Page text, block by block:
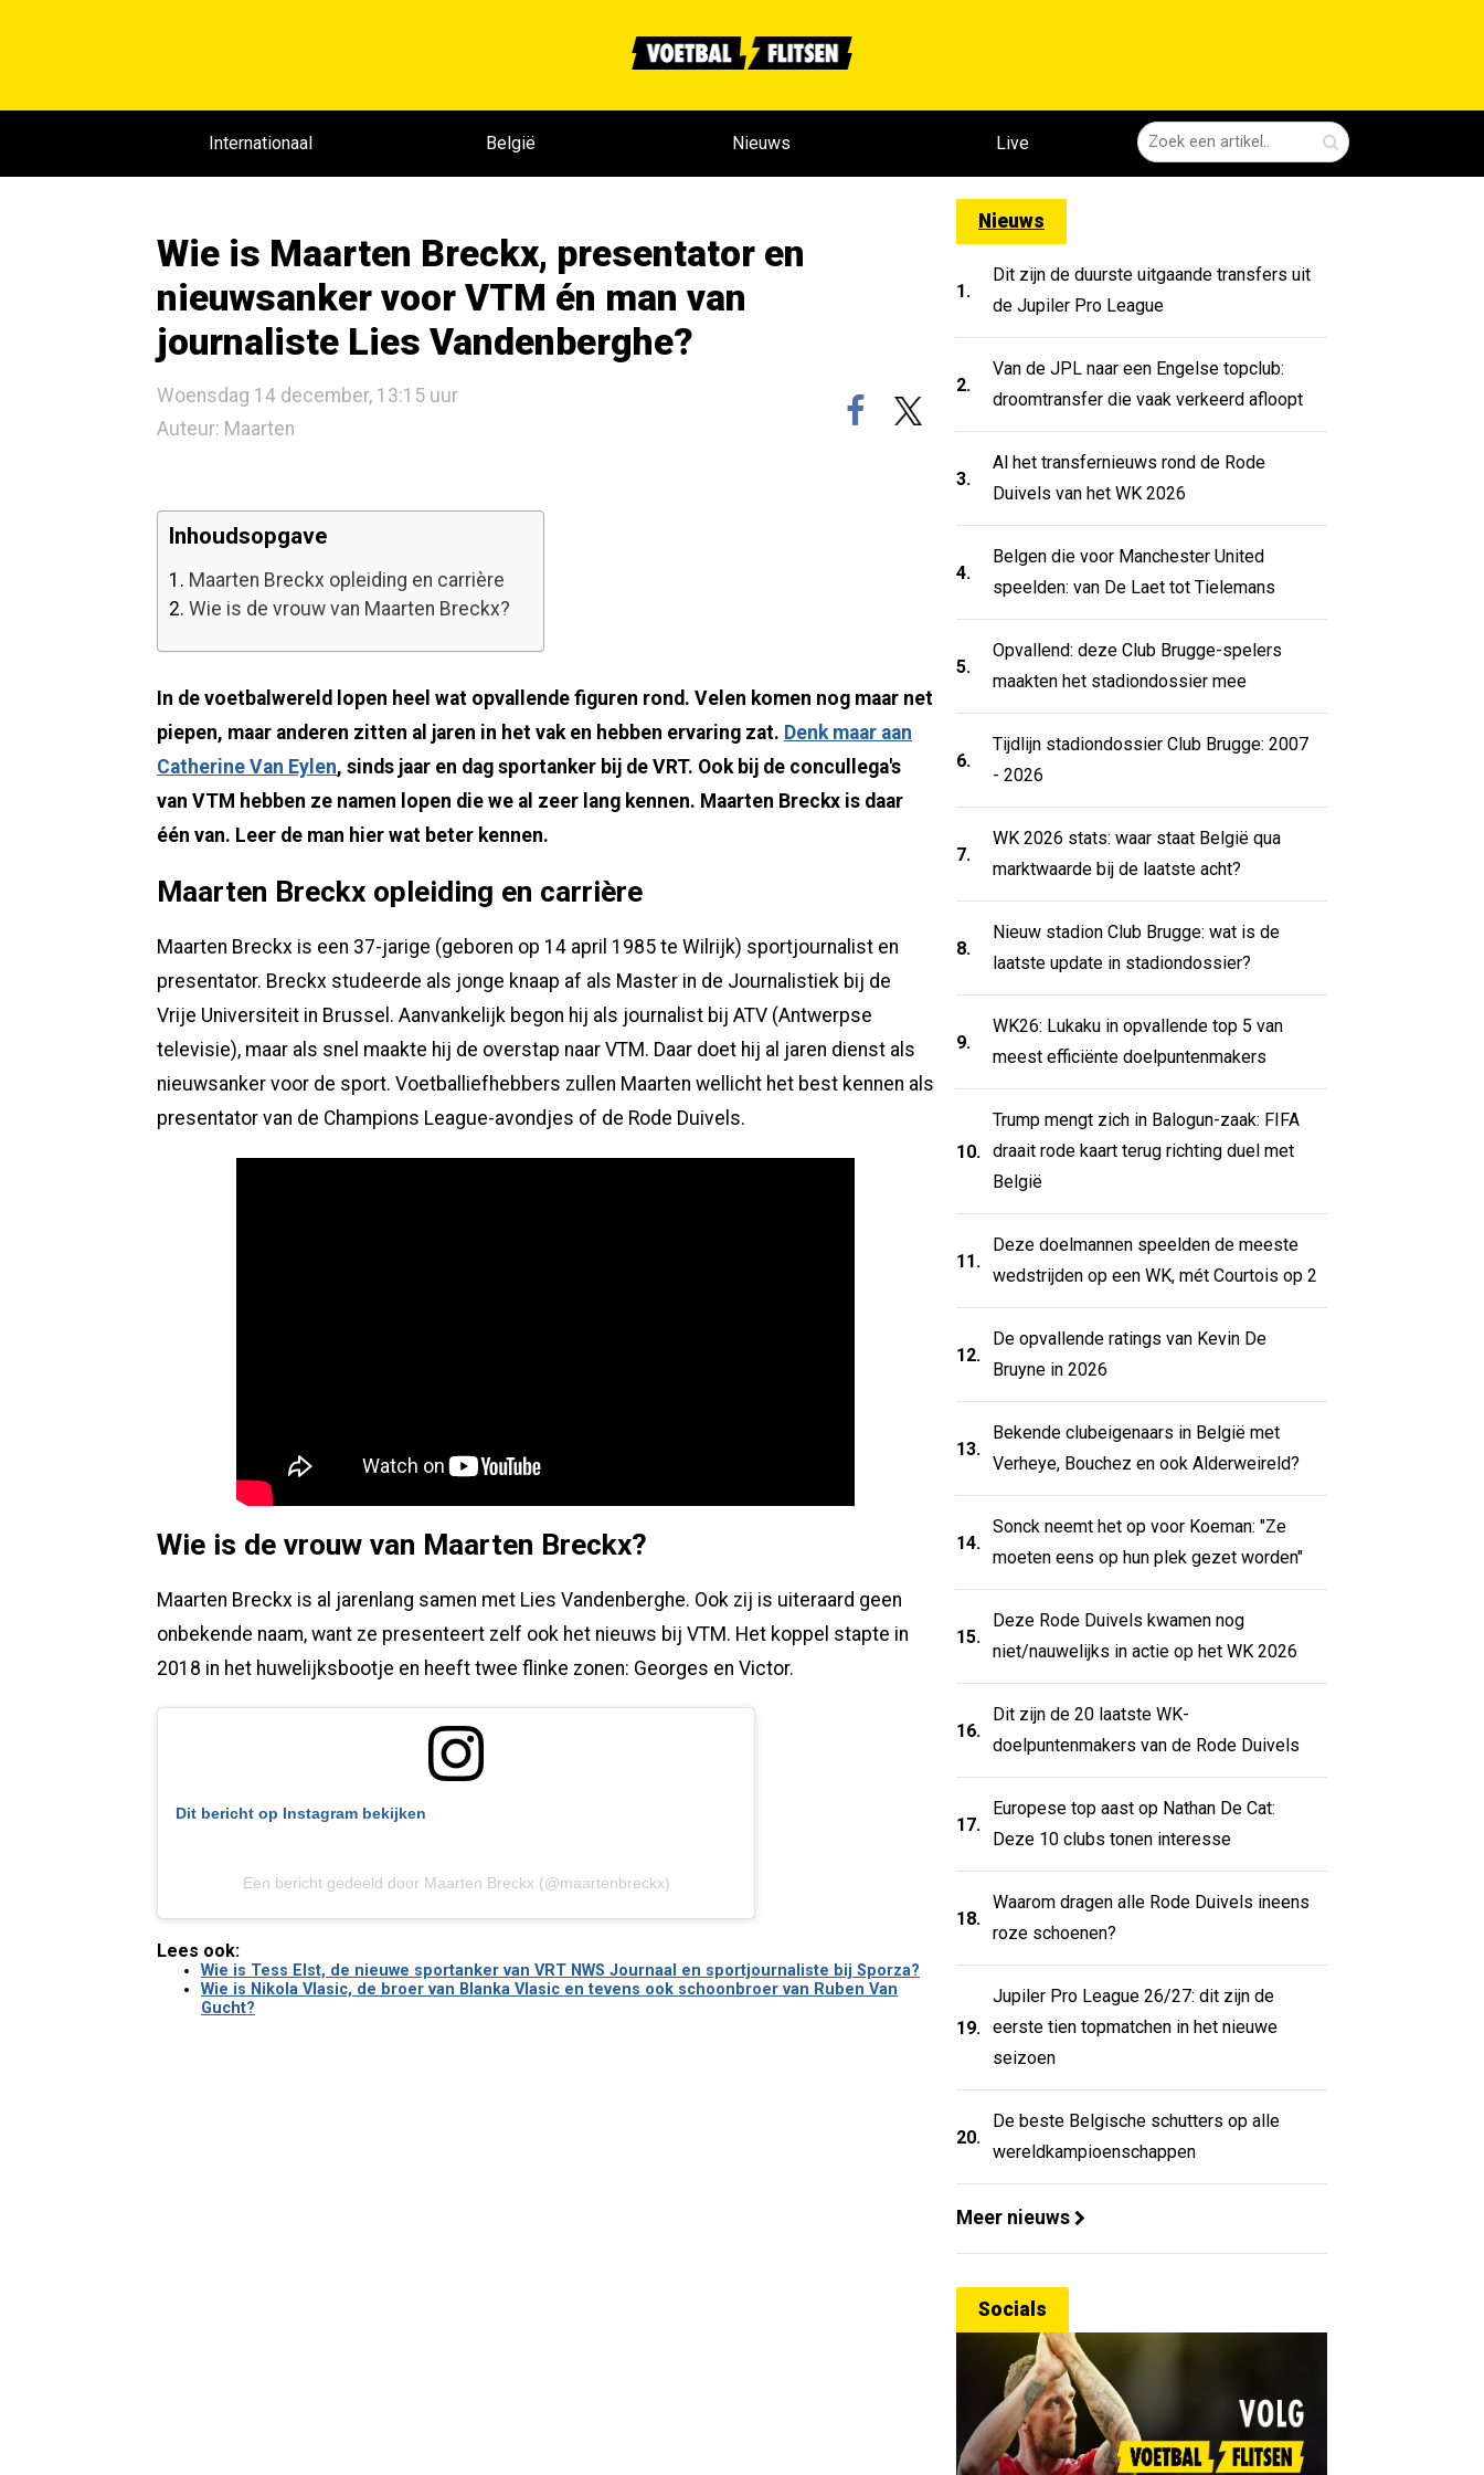
Internationaal België Nieuws Live
Wie is Maarten Breckx, presentator en
nieuwsanker voor VTM én man van
journaliste Lies Vandenberghe?
Woensdag 14 december, 13:15 uur
Auteur: Maarten
Inhoudsopgave
1. Maarten Breckx opleiding en carrière
2. Wie is de vrouw van Maarten Breckx?
In de voetbalwereld lopen heel wat opvallende figuren rond. Velen komen nog maar net
piepen, maar anderen zitten al jaren in het vak en hebben ervaring zat. Denk maar aan
Catherine Van Eylen, sinds jaar en dag sportanker bij de VRT. Ook bij de concullega's
van VTM hebben ze namen lopen die we al zeer lang kennen. Maarten Breckx is daar
één van. Leer de man hier wat beter kennen.
Maarten Breckx opleiding en carrière
Maarten Breckx is een 37-jarige (geboren op 14 april 1985 te Wilrijk) sportjournalist en
presentator. Breckx studeerde als jonge knaap af als Master in de Journalistiek bij de
Vrije Universiteit in Brussel. Aanvankelijk begon hij als journalist bij ATV (Antwerpse
televisie), maar als snel maakte hij de overstap naar VTM. Daar doet hij al jaren dienst als
nieuwsanker voor de sport. Voetballiefhebbers zullen Maarten wellicht het best kennen als
presentator van de Champions League-avondjes of de Rode Duivels.
Wie is de vrouw van Maarten Breckx?
Maarten Breckx is al jarenlang samen met Lies Vandenberghe. Ook zij is uiteraard geen
onbekende naam, want ze presenteert zelf ook het nieuws bij VTM. Het koppel stapte in
2018 in het huwelijksbootje en heeft twee flinke zonen: Georges en Victor.
Dit bericht op Instagram bekijken
Een bericht gedeeld door Maarten Breckx (@maartenbreckx)
Lees ook:
Wie is Tess Elst, de nieuwe sportanker van VRT NWS Journaal en sportjournaliste bij Sporza?
Wie is Nikola Vlasic, de broer van Blanka Vlasic en tevens ook schoonbroer van Ruben Van
Gucht?
Nieuws
1.
Dit zijn de duurste uitgaande transfers uit
de Jupiler Pro League
2.
Van de JPL naar een Engelse topclub:
droomtransfer die vaak verkeerd afloopt
3.
Al het transfernieuws rond de Rode
Duivels van het WK 2026
4.
Belgen die voor Manchester United
speelden: van De Laet tot Tielemans
5.
Opvallend: deze Club Brugge-spelers
maakten het stadiondossier mee
6.
Tijdlijn stadiondossier Club Brugge: 2007
- 2026
7.
WK 2026 stats: waar staat België qua
marktwaarde bij de laatste acht?
8.
Nieuw stadion Club Brugge: wat is de
laatste update in stadiondossier?
9.
WK26: Lukaku in opvallende top 5 van
meest efficiënte doelpuntenmakers
10.
Trump mengt zich in Balogun-zaak: FIFA
draait rode kaart terug richting duel met
België
11.
Deze doelmannen speelden de meeste
wedstrijden op een WK, mét Courtois op 2
12.
De opvallende ratings van Kevin De
Bruyne in 2026
13.
Bekende clubeigenaars in België met
Verheye, Bouchez en ook Alderweireld?
14.
Sonck neemt het op voor Koeman: "Ze
moeten eens op hun plek gezet worden"
15.
Deze Rode Duivels kwamen nog
niet/nauwelijks in actie op het WK 2026
16.
Dit zijn de 20 laatste WK-
doelpuntenmakers van de Rode Duivels
17.
Europese top aast op Nathan De Cat:
Deze 10 clubs tonen interesse
18.
Waarom dragen alle Rode Duivels ineens
roze schoenen?
19.
Jupiler Pro League 26/27: dit zijn de
eerste tien topmatchen in het nieuwe
seizoen
20.
De beste Belgische schutters op alle
wereldkampioenschappen
Meer nieuws
Socials